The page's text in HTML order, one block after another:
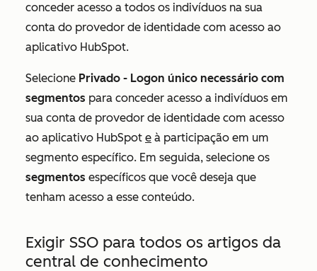
conceder acesso a todos os indivíduos na sua
conta do provedor de identidade com acesso ao
aplicativo HubSpot.
Selecione Privado - Logon único necessário com
segmentos para conceder acesso a indivíduos em
sua conta de provedor de identidade com acesso
ao aplicativo HubSpot e à participação em um
segmento específico. Em seguida, selecione os
segmentos específicos que você deseja que
tenham acesso a esse conteúdo.
Exigir SSO para todos os artigos da
central de conhecimento